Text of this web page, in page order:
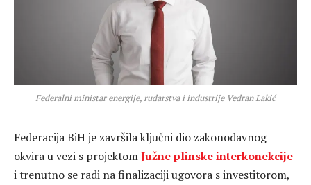
Federalni ministar energije, rudarstva i industrije Vedran Lakić
Federacija BiH je završila ključni dio zakonodavnog
okvira u vezi s projektomJužne plinske interkonekcije
i trenutno se radi na finalizaciji ugovora s investitorom,